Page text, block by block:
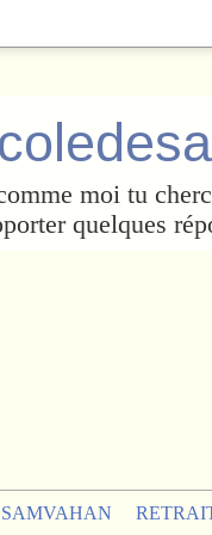
moi tu
quelques
SAMVAHAN